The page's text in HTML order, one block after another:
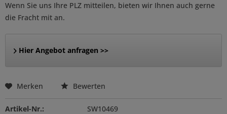
Wenn Sie uns Ihre PLZ mitteilen, bieten wir Ihnen auch gerne
die Fracht mit an.
Hier Angebot anfragen >>
Merken Bewerten
Artikel-Nr.: SW10469